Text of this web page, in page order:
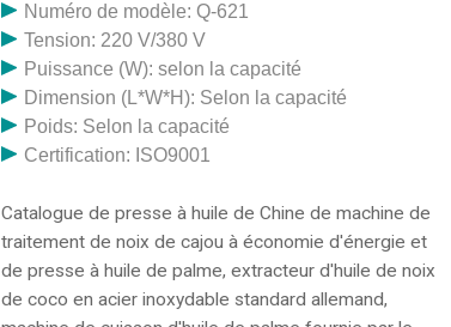
Numéro de modèle: Q-621
Tension: 220 V/380 V
Puissance (W): selon la capacité
Dimension (L*W*H): Selon la capacité
Poids: Selon la capacité
Certification: ISO9001
Catalogue de presse à huile de Chine de machine de
traitement de noix de cajou à économie d'énergie et
de presse à huile de palme, extracteur d'huile de noix
de coco en acier inoxydable standard allemand,